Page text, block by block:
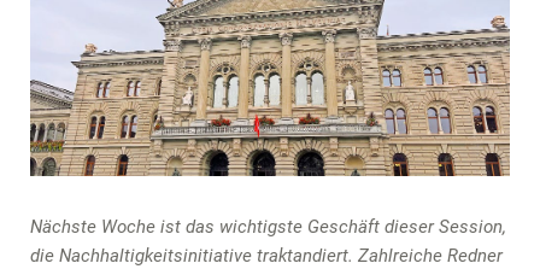
Nächste Woche ist das wichtigste Geschäft dieser Session,
die Nachhaltigkeitsinitiative traktandiert. Zahlreiche Redner